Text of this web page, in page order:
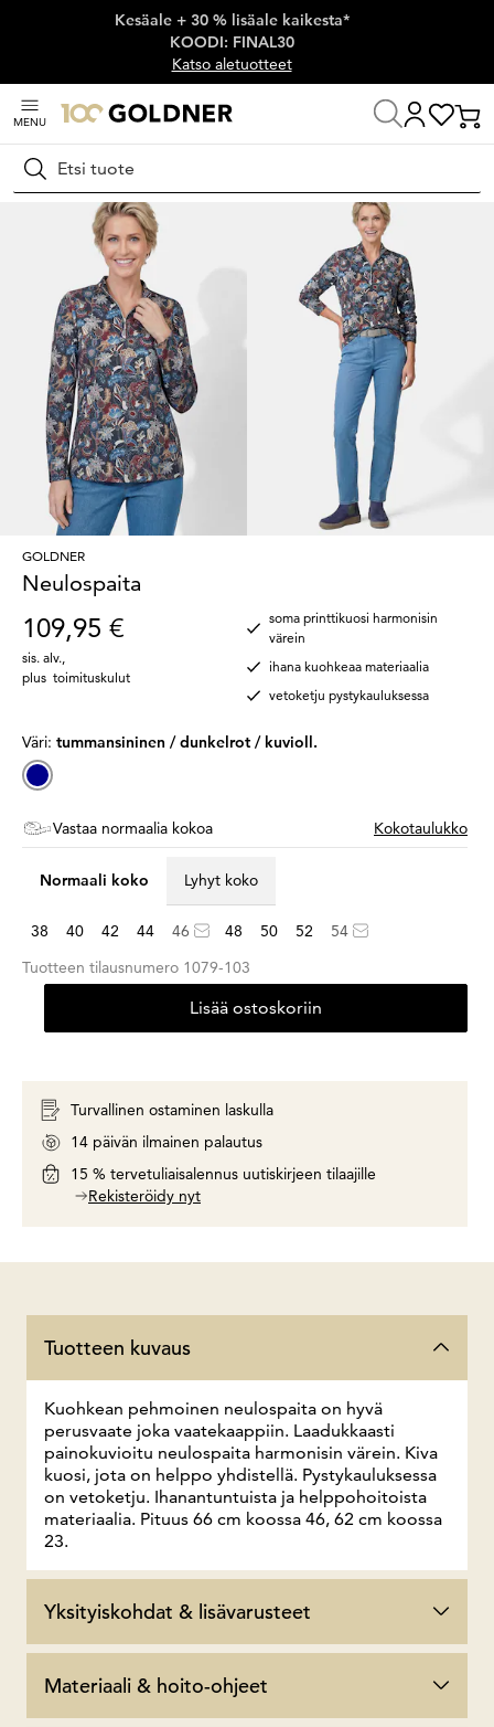
Ohita siirtymä, siirry pääsisältöön
Kesäale + 30 % lisäale kaikesta*
KOODI: FINAL30
Katso aletuotteet
MENU
Hae
Koti Naisten muoti
GOLDNER
Neulospaita
109,95 €
sis. alv.
plus toimituskulut
soma printtikuosi harmonisin
värein
ihana kuohkeaa materiaalia
vetoketju pystykauluksessa
Väri: tummansininen / dunkelrot / kuvioll.
Vastaa normaalia kokoa Kokotaulukko
Normaali koko Lyhyt koko
38 40 42 44 46 48 50 52
54
Tuotteen tilausnumero 1079-103
Lisää ostoskoriin
Turvallinen ostaminen laskulla
14 päivän ilmainen palautus
15 % tervetuliaisalennus uutiskirjeen tilaajille
Rekisteröidy nyt
Tuotteen kuvaus
Kuohkean pehmoinen neulospaita on hyvä
perusvaate joka vaatekaappiin. Laadukkaasti
painokuvioitu neulospaita harmonisin värein. Kiva
kuosi, jota on helppo yhdistellä. Pystykauluksessa
on vetoketju. Ihanantuntuista ja helppohoitoista
materiaalia. Pituus 66 cm koossa 46, 62 cm koossa
23.
Yksityiskohdat & lisävarusteet
Materiaali & hoito-ohjeet